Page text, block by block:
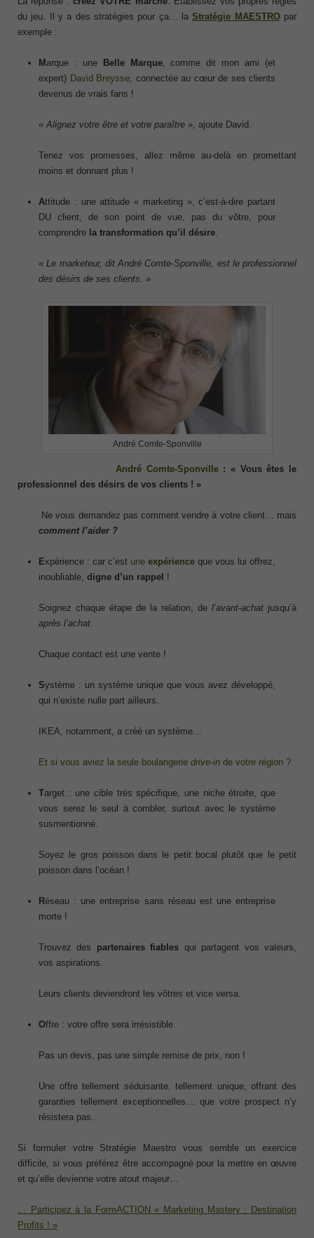
du jeu. Il y a des stratégies pour ça… laStratégie MAESTRO par
exemple :
M arque : une Belle Marque, comme dit mon ami (et
expert) David Breysse, connectée au cœur de ses clients
devenus de vrais fans !
« Alignez votre être et votre paraître », ajoute David.
Tenez vos promesses, allez même au-delà en promettant
moins et donnant plus !
Attitude : une attitude « marketing », c’est-à-dire partant
DU client, de son point de vue, pas du vôtre, pour
comprendre la transformation qu’il désire.
« Le marketeur, dit André Comte-Sponville, est le professionnel
des désirs de ses clients. »
André Comte-Sponville
André Comte-Sponville: « Vous êtes le
professionnel des désirs de vos clients ! »
Ne vous demandez pas comment vendre à votre client… mais
comment l’aider ?
Expérience : car c’est une expérience que vous lui offrez,
inoubliable, digne d’un rappel !
Soignez chaque étape de la relation, de l’avant-achat jusqu’à
après l’achat.
Chaque contact est une vente !
Système : un système unique que vous avez développé,
qui n’existe nulle part ailleurs.
IKEA, notamment, a créé un système…
Et si vous aviez la seule boulangerie drive-in de votre région ?
Target : une cible très spécifique, une niche étroite, que
vous serez le seul à combler, surtout avec le système
susmentionné.
Soyez le gros poisson dans le petit bocal plutôt que le petit
poisson dans l’océan !
Réseau : une entreprise sans réseau est une entreprise
morte !
Trouvez des partenaires fiables qui partagent vos valeurs,
vos aspirations.
Leurs clients deviendront les vôtres et vice versa.
Offre : votre offre sera irrésistible.
Pas un devis, pas une simple remise de prix, non !
Une offre tellement séduisante, tellement unique, offrant des
garanties tellement exceptionnelles… que votre prospect n’y
résistera pas.
Si formuler votre Stratégie Maestro vous semble un exercice
difficile, si vous préférez être accompagné pour la mettre en œuvre
et qu’elle devienne votre atout majeur…
… Participez à la FormACTION « Marketing Mastery : Destination
Profits ! »